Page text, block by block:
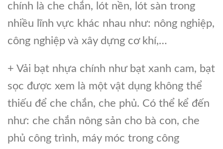
chính là che chắn, lót nền, lót sàn trong
nhiều lĩnh vực khác nhau như: nông nghiệp,
công nghiệp và xây dựng cơ khí,…
+ Vải bạt nhựa chính như bạt xanh cam, bạt
sọc được xem là một vật dụng không thể
thiếu để che chắn, che phủ. Có thể kể đến
như: che chắn nông sản cho bà con, che
phủ công trình, máy móc trong công